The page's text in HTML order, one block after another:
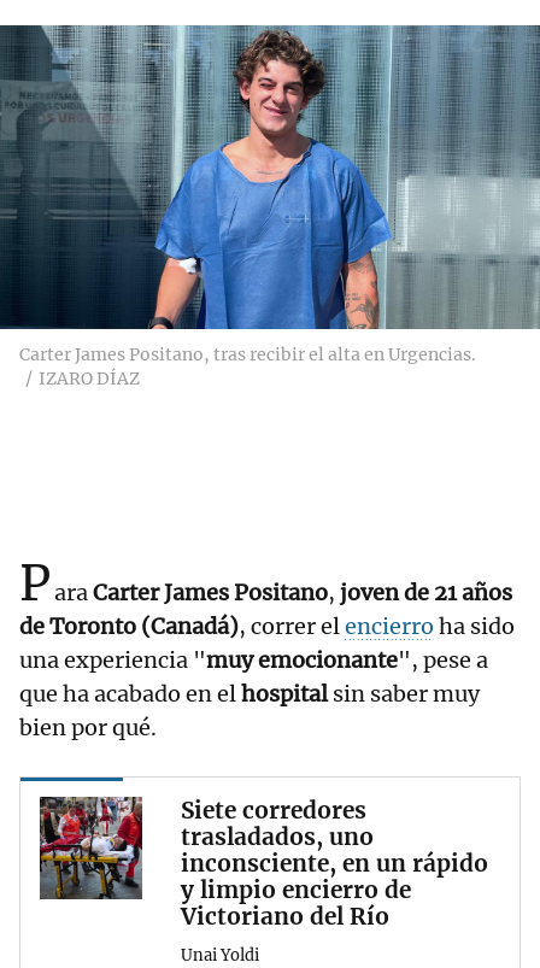
Carter James Positano, tras recibir el alta en Urgencias.
IZARO DÍAZ
ParaCarter James Positano, joven de 21 años
de Toronto (Canadá), correr elencierro ha sido
una experiencia "muy emocionante", pese a
que ha acabado en elhospitalsin saber muy
bien por qué.
Siete corredores
trasladados, uno
inconsciente, en un rápido
y limpio encierro de
Victoriano del Río
Unai Yoldi